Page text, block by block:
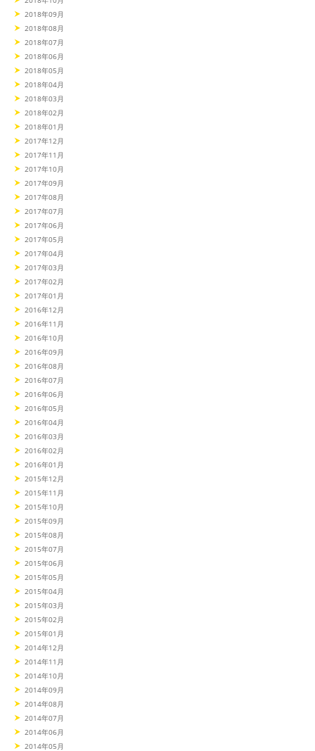
2018年09月
2018年08月
2018年07月
2018年06月
2018年05月
2018年04月
2018年03月
2018年02月
2018年01月
2017年12月
2017年11月
2017年10月
2017年09月
2017年08月
2017年07月
2017年06月
2017年05月
2017年04月
2017年03月
2017年02月
2017年01月
2016年12月
2016年11月
2016年10月
2016年09月
2016年08月
2016年07月
2016年06月
2016年05月
2016年04月
2016年03月
2016年02月
2016年01月
2015年12月
2015年11月
2015年10月
2015年09月
2015年08月
2015年07月
2015年06月
2015年05月
2015年04月
2015年03月
2015年02月
2015年01月
2014年12月
2014年11月
2014年10月
2014年09月
2014年08月
2014年07月
2014年06月
2014年05月